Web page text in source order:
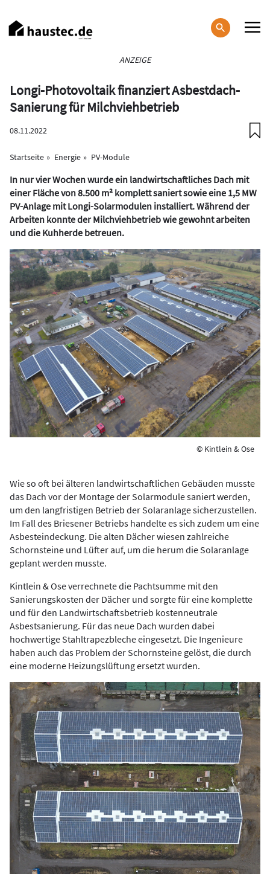
zum
Inhalt
ANZEIGE
Longi-Photovoltaik finanziert Asbestdach-
Sanierung für Milchviehbetrieb
08.11.2022
Startseite Energie PV-Module
In nur vier Wochen wurde ein landwirtschaftliches Dach mit
einer Fläche von 8.500 m² komplett saniert sowie eine 1,5 MW
PV-Anlage mit Longi-Solarmodulen installiert. Während der
Arbeiten konnte der Milchviehbetrieb wie gewohnt arbeiten
und die Kuhherde betreuen.
© Kintlein & Ose
Wie so oft bei älteren landwirtschaftlichen Gebäuden musste
das Dach vor der Montage der Solarmodule saniert werden,
um den langfristigen Betrieb der Solaranlage sicherzustellen.
Im Fall des Briesener Betriebs handelte es sich zudem um eine
Asbesteindeckung. Die alten Dächer wiesen zahlreiche
Schornsteine und Lüfter auf, um die herum die Solaranlage
geplant werden musste.
Kintlein & Ose verrechnete die Pachtsumme mit den
Sanierungskosten der Dächer und sorgte für eine komplette
und für den Landwirtschaftsbetrieb kostenneutrale
Asbestsanierung. Für das neue Dach wurden dabei
hochwertige Stahltrapezbleche eingesetzt. Die Ingenieure
haben auch das Problem der Schornsteine gelöst, die durch
eine moderne Heizungslüftung ersetzt wurden.